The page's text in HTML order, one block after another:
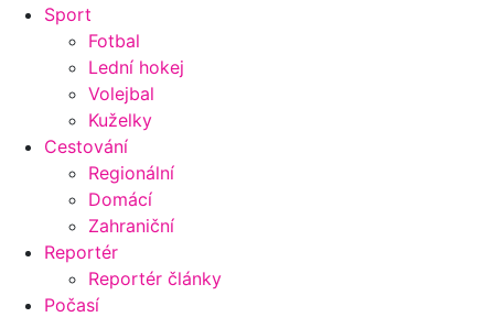
Sport
Fotbal
Lední hokej
Volejbal
Kuželky
Cestování
Regionální
Domácí
Zahraniční
Reportér
Reportér články
Počasí